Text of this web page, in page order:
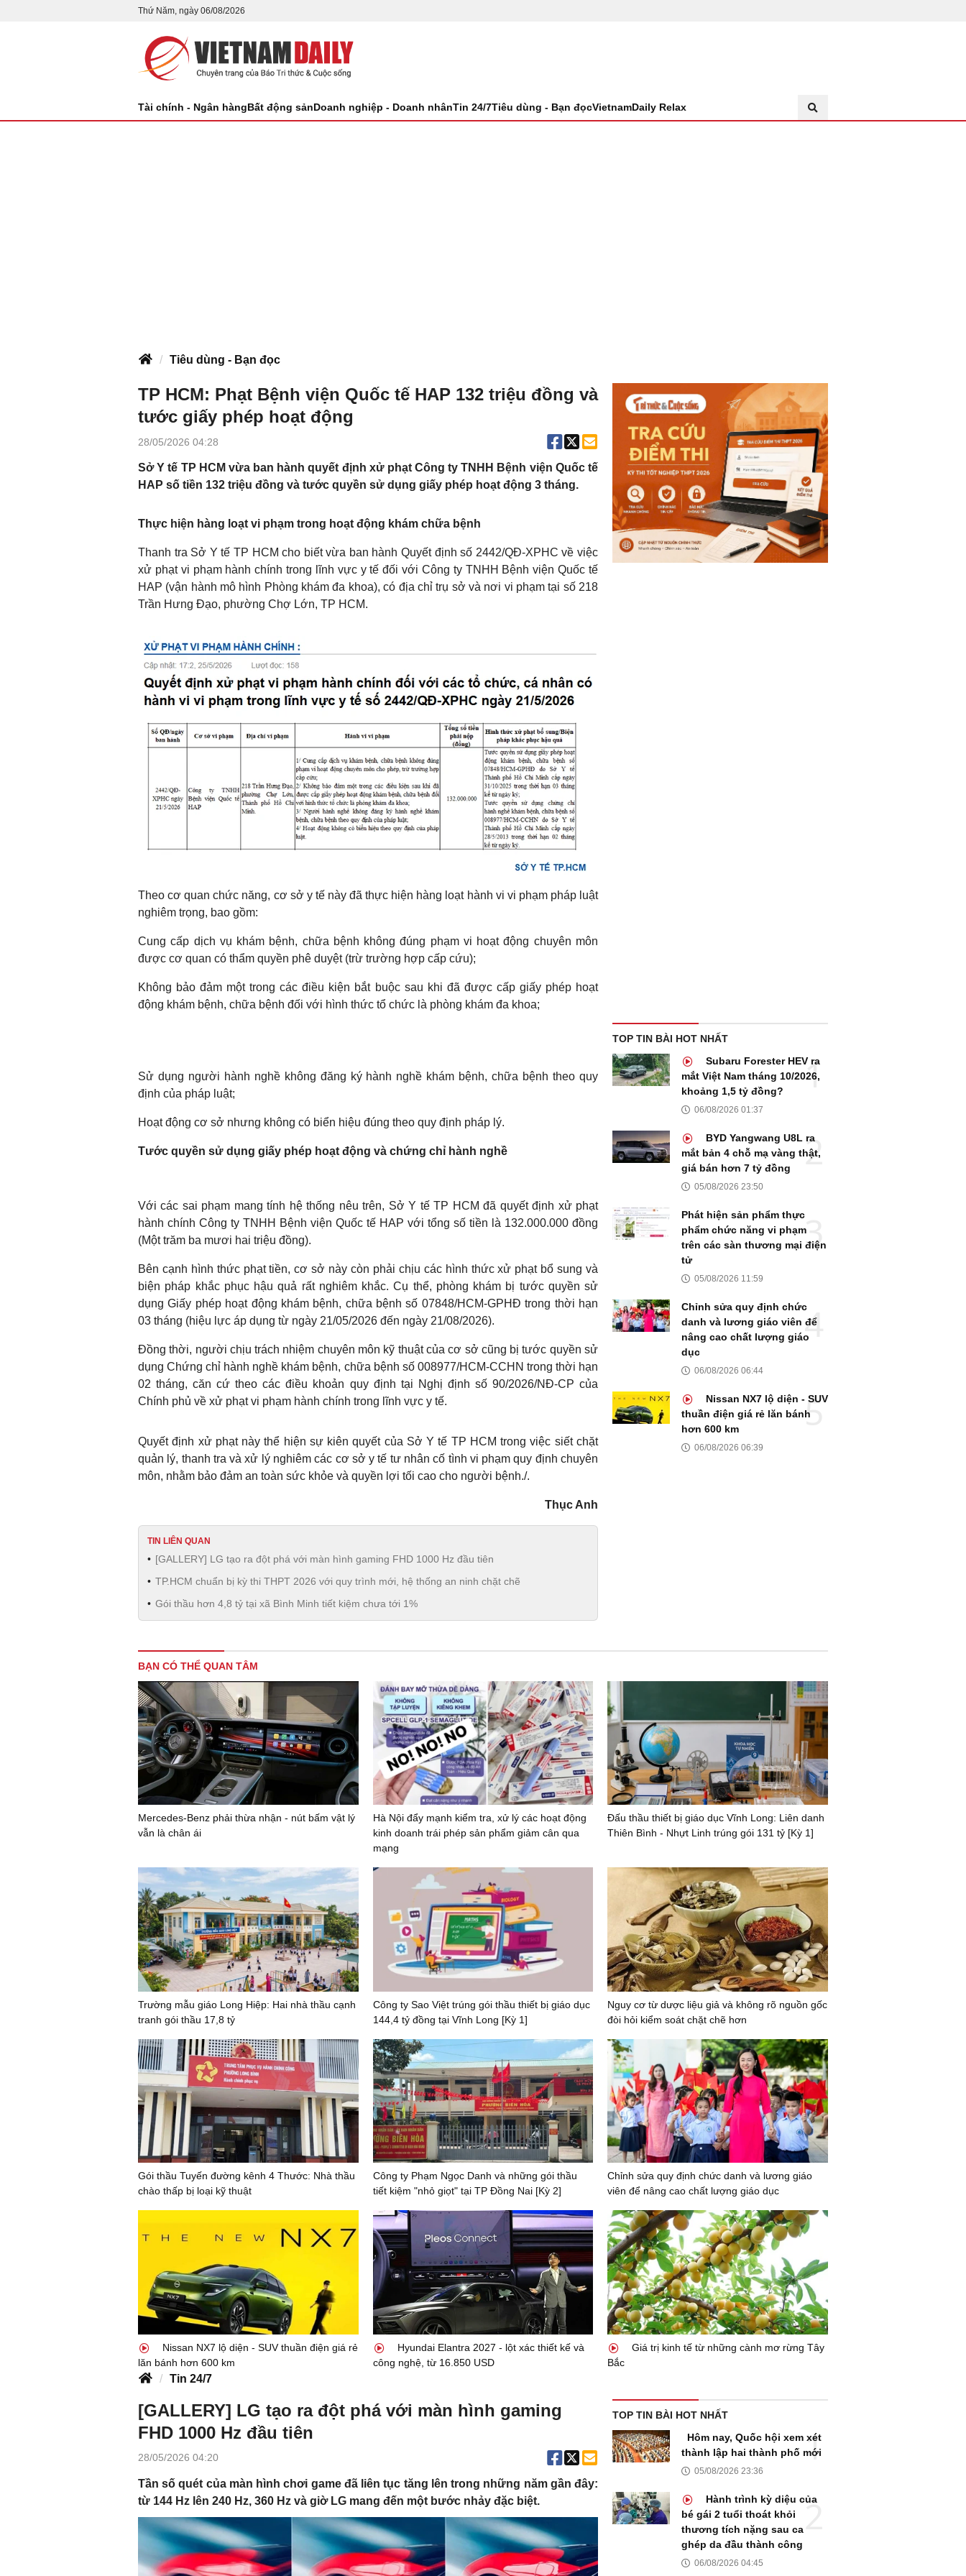
Thứ Năm, ngày 06/08/2026
Tài chính - Ngân hàngBất động sảnDoanh nghiệp - Doanh nhânTin 24/7Tiêu dùng - Bạn đọcVietnamDaily Relax
Tiêu dùng - Bạn đọc
TP HCM: Phạt Bệnh viện Quốc tế HAP 132 triệu đồng và
tước giấy phép hoạt động
28/05/2026 04:28
Sở Y tế TP HCM vừa ban hành quyết định xử phạt Công ty TNHH Bệnh viện Quốc tế
HAP số tiền 132 triệu đồng và tước quyền sử dụng giấy phép hoạt động 3 tháng.
Thực hiện hàng loạt vi phạm trong hoạt động khám chữa bệnh
Thanh tra Sở Y tế TP HCM cho biết vừa ban hành Quyết định số 2442/QĐ-XPHC về việc
xử phạt vi phạm hành chính trong lĩnh vực y tế đối với Công ty TNHH Bệnh viện Quốc tế
HAP (vận hành mô hình Phòng khám đa khoa), có địa chỉ trụ sở và nơi vi phạm tại số 218
Trần Hưng Đạo, phường Chợ Lớn, TP HCM.
Theo cơ quan chức năng, cơ sở y tế này đã thực hiện hàng loạt hành vi vi phạm pháp luật
nghiêm trọng, bao gồm:
Cung cấp dịch vụ khám bệnh, chữa bệnh không đúng phạm vi hoạt động chuyên môn
được cơ quan có thẩm quyền phê duyệt (trừ trường hợp cấp cứu);
Không bảo đảm một trong các điều kiện bắt buộc sau khi đã được cấp giấy phép hoạt
động khám bệnh, chữa bệnh đối với hình thức tổ chức là phòng khám đa khoa;
Sử dụng người hành nghề không đăng ký hành nghề khám bệnh, chữa bệnh theo quy
định của pháp luật;
Hoạt động cơ sở nhưng không có biển hiệu đúng theo quy định pháp lý.
Tước quyền sử dụng giấy phép hoạt động và chứng chỉ hành nghề
Với các sai phạm mang tính hệ thống nêu trên, Sở Y tế TP HCM đã quyết định xử phạt
hành chính Công ty TNHH Bệnh viện Quốc tế HAP với tổng số tiền là 132.000.000 đồng
(Một trăm ba mươi hai triệu đồng).
Bên cạnh hình thức phạt tiền, cơ sở này còn phải chịu các hình thức xử phạt bổ sung và
biện pháp khắc phục hậu quả rất nghiêm khắc. Cụ thể, phòng khám bị tước quyền sử
dụng Giấy phép hoạt động khám bệnh, chữa bệnh số 07848/HCM-GPHĐ trong thời hạn
03 tháng (hiệu lực áp dụng từ ngày 21/05/2026 đến ngày 21/08/2026).
Đồng thời, người chịu trách nhiệm chuyên môn kỹ thuật của cơ sở cũng bị tước quyền sử
dụng Chứng chỉ hành nghề khám bệnh, chữa bệnh số 008977/HCM-CCHN trong thời hạn
02 tháng, căn cứ theo các điều khoản quy định tại Nghị định số 90/2026/NĐ-CP của
Chính phủ về xử phạt vi phạm hành chính trong lĩnh vực y tế.
Quyết định xử phạt này thể hiện sự kiên quyết của Sở Y tế TP HCM trong việc siết chặt
quản lý, thanh tra và xử lý nghiêm các cơ sở y tế tư nhân cố tình vi phạm quy định chuyên
môn, nhằm bảo đảm an toàn sức khỏe và quyền lợi tối cao cho người bệnh./.
Thục Anh
TIN LIÊN QUAN
[GALLERY] LG tạo ra đột phá với màn hình gaming FHD 1000 Hz đầu tiên
TP.HCM chuẩn bị kỳ thi THPT 2026 với quy trình mới, hệ thống an ninh chặt chẽ
Gói thầu hơn 4,8 tỷ tại xã Bình Minh tiết kiệm chưa tới 1%
TOP TIN BÀI HOT NHẤT
Subaru Forester HEV ra
mắt Việt Nam tháng 10/2026,
khoảng 1,5 tỷ đồng?
06/08/2026 01:37
BYD Yangwang U8L ra
mắt bản 4 chỗ mạ vàng thật,
giá bán hơn 7 tỷ đồng
05/08/2026 23:50
Phát hiện sản phẩm thực
phẩm chức năng vi phạm
trên các sàn thương mại điện
tử
05/08/2026 11:59
Chỉnh sửa quy định chức
danh và lương giáo viên để
nâng cao chất lượng giáo
dục
06/08/2026 06:44
Nissan NX7 lộ diện - SUV
thuần điện giá rẻ lăn bánh
hơn 600 km
06/08/2026 06:39
BẠN CÓ THỂ QUAN TÂM
Mercedes-Benz phải thừa nhận - nút bấm vật lý
vẫn là chân ái
Hà Nội đẩy mạnh kiểm tra, xử lý các hoạt động
kinh doanh trái phép sản phẩm giảm cân qua
mạng
Đấu thầu thiết bị giáo dục Vĩnh Long: Liên danh
Thiên Bình - Nhựt Linh trúng gói 131 tỷ [Kỳ 1]
Trường mẫu giáo Long Hiệp: Hai nhà thầu cạnh
tranh gói thầu 17,8 tỷ
Công ty Sao Việt trúng gói thầu thiết bị giáo dục
144,4 tỷ đồng tại Vĩnh Long [Kỳ 1]
Nguy cơ từ dược liệu giả và không rõ nguồn gốc
đòi hỏi kiểm soát chặt chẽ hơn
Gói thầu Tuyến đường kênh 4 Thước: Nhà thầu
chào thấp bị loại kỹ thuật
Công ty Phạm Ngọc Danh và những gói thầu
tiết kiệm "nhỏ giọt" tại TP Đồng Nai [Kỳ 2]
Chỉnh sửa quy định chức danh và lương giáo
viên để nâng cao chất lượng giáo dục
Nissan NX7 lộ diện - SUV thuần điện giá rẻ
lăn bánh hơn 600 km
Hyundai Elantra 2027 - lột xác thiết kế và
công nghệ, từ 16.850 USD
Giá trị kinh tế từ những cành mơ rừng Tây
Bắc
Tin 24/7
[GALLERY] LG tạo ra đột phá với màn hình gaming
FHD 1000 Hz đầu tiên
28/05/2026 04:20
Tần số quét của màn hình chơi game đã liên tục tăng lên trong những năm gần đây:
từ 144 Hz lên 240 Hz, 360 Hz và giờ LG mang đến một bước nhảy đặc biệt.
TOP TIN BÀI HOT NHẤT
Hôm nay, Quốc hội xem xét
thành lập hai thành phố mới
05/08/2026 23:36
Hành trình kỳ diệu của
bé gái 2 tuổi thoát khỏi
thương tích nặng sau ca
ghép da đầu thành công
06/08/2026 04:45